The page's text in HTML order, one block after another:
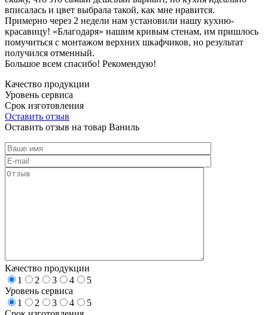
вписалась и цвет выбрала такой, как мне нравится.
Примерно через 2 недели нам установили нашу кухню-
красавицу! «Благодаря» нашим кривым стенам, им пришлось
помучиться с монтажом верхних шкафчиков, но результат
получился отменный.
Большое всем спасибо! Рекомендую!
Качество продукции
Уровень сервиса
Срок изготовления
Оставить отзыв
Оставить отзыв на товар Ваниль
Качество продукции
1
2 3 4
5
Уровень сервиса
1
2 3 4
5